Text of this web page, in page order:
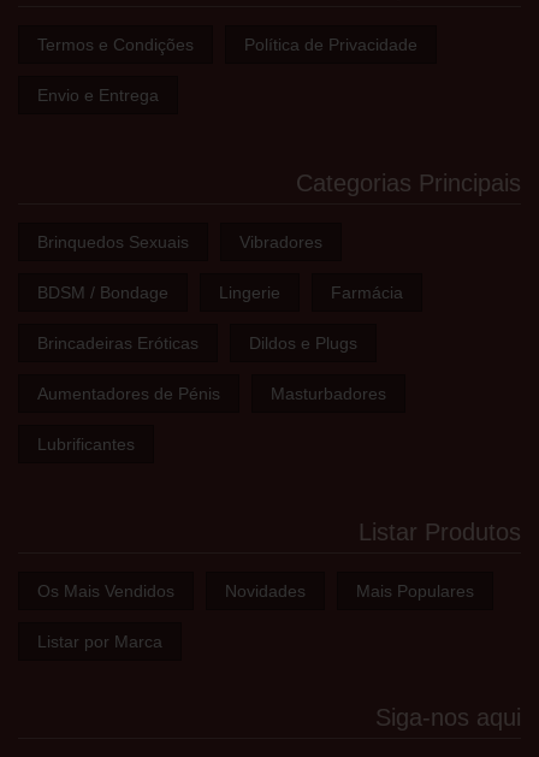
Termos e Condições Política de Privacidade
Envio e Entrega
Categorias Principais
Brinquedos Sexuais Vibradores
BDSM / Bondage Lingerie Farmácia
Brincadeiras Eróticas Dildos e Plugs
Aumentadores de Pénis Masturbadores
Lubrificantes
Listar Produtos
Os Mais Vendidos Novidades Mais Populares
Listar por Marca
Siga-nos aqui